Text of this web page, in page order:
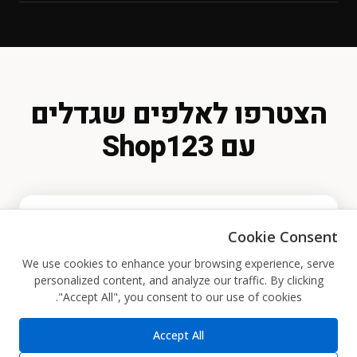
בלחיצת כפתור בכל רגע נתון.
העברה בנקאית
הצטרפו לאלפים שגדלים
עם Shop123
הרשמה בחינם
בלחיצה את.ה מסכים.ה לקבל מיילים שיווקיים מ-
Shop123.
Cookie Consent
We use cookies to enhance your browsing experience, serve
personalized content, and analyze our traffic. By clicking
"Accept All", you consent to our use of cookies.
Accept All